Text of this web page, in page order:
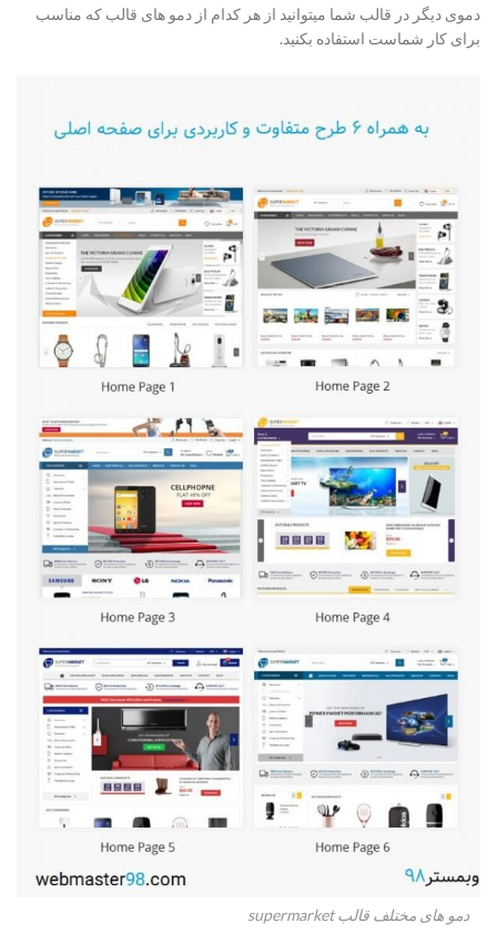
دموی دیگر در قالب شما میتوانید از هر کدام از دمو های قالب که مناسب
برای کار شماست استفاده بکنید.
دمو های مختلف قالب supermarket